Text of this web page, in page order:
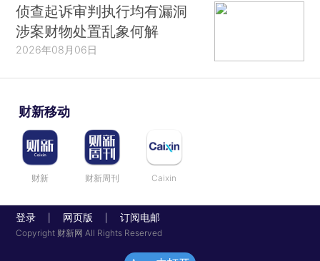
侦查起诉审判执行均有漏洞
涉案财物处置乱象何解
2026年08月06日
财新移动
财新 财新周刊 Caixin
登录 网页版 订阅电邮
Copyright 财新网 All Rights Reserved